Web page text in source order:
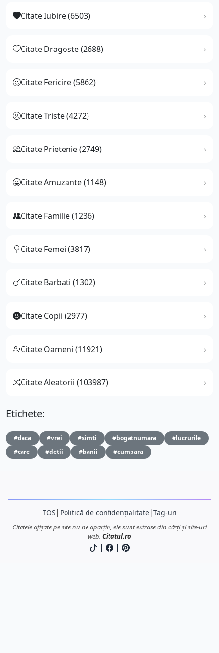
Citate Iubire (6503)
Citate Dragoste (2688)
Citate Fericire (5862)
Citate Triste (4272)
Citate Prietenie (2749)
Citate Amuzante (1148)
Citate Familie (1236)
Citate Femei (3817)
Citate Barbati (1302)
Citate Copii (2977)
Citate Oameni (11921)
Citate Aleatorii (103987)
Etichete:
#daca #vrei #simti #bogatnumara
#lucrurile
#care
#detii #banii #cumpara
TOS Politică de confidențialitate│ Tag-uri
Citatele afișate pe site nu ne aparțin, ele sunt extrase din cărți și site-uri
web. Citatul.ro
| |